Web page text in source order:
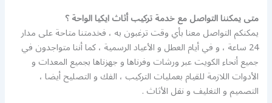
متى يمكننا التواصل مع خدمة تركيب أثاث ايكيا الواحة ؟
يمكنكم التواصل معنا بأي وقت ترغبون به ، فخدمتنا متاحة على مدار
24 ساعة ، و في أيام العطل و الأعياد الرسمية ، كما أننا متواجدون في
جميع أنحاء الكويت عبر ورشات وفرناها و جهزناها بجميع المعدات و
الأدوات اللازمة للقيام بعمليات التركيب ، الفك و التصليح أيضا ،
التصميم و التغليف و نقل الأثاث .